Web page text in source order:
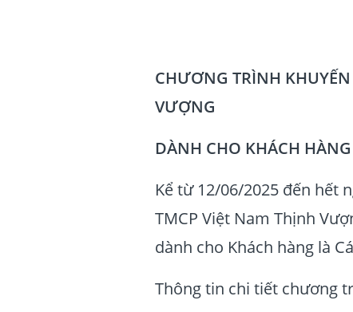
CHƯƠNG TRÌNH
VƯỢNG
DÀNH CHO KHÁCH
Kể từ 12/06/2025 đến hết
TMCP Việt Nam Thịnh
dành cho Khách hàng là
Thông tin chi tiết chương